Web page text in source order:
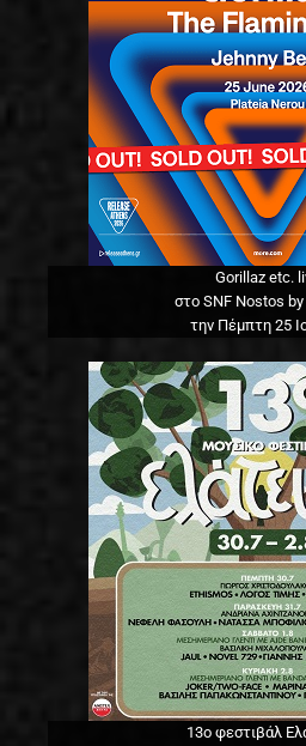
Gorillaz etc.
στο SNF Nostos
την Πέμπτη 25
13o φεστιβάλ